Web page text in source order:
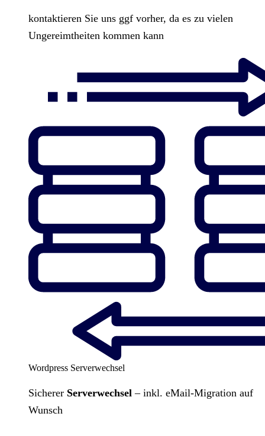
kontaktieren Sie uns ggf vorher, da es zu vielen
Ungereimtheiten kommen kann
Wordpress Serverwechsel
Sicherer Serverwechsel – inkl. eMail-Migration auf
Wunsch